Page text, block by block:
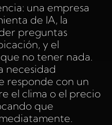
una empresa
de IA, la
preguntas
y el
no tener nada.
necesidad
responde con un
el clima o el precio
que